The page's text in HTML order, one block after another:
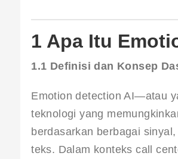
1 Apa Itu
1.1 Definisi dan Konsep
Emotion detection AI—atau
teknologi yang
berdasarkan berbagai
teks. Dalam konteks call